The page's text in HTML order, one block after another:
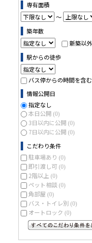
専有面積
～
築年数
新築以外
駅からの徒歩
バス停からの時間を含む
情報公開日
指定なし
本日公開 (0)
3日以内に公開 (0)
7日以内に公開 (0)
こだわり条件
駐車場あり (0)
即引渡し可 (0)
2階以上 (0)
ペット相談 (0)
角部屋 (0)
バス・トイレ別 (0)
オートロック (0)